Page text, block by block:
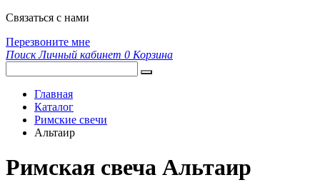
Связаться с нами
Перезвоните мне
Поиск Личный кабинет 0 Корзина
Главная
Каталог
Римские свечи
Альтаир
Римская свеча Альтаир